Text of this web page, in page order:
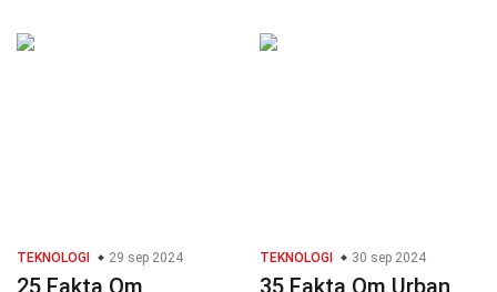
TEKNOLOGI 29 sep 2024 TEKNOLOGI 30 sep 2024